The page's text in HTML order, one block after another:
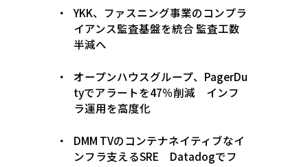
YKK、ファスニング事業のコンプラ
イアンス監査基盤を統合 監査工数
半減へ
オープンハウスグループ、PagerDu
tyでアラートを47％削減 インフ
ラ運用を高度化
DMM TVのコンテナネイティブなイ
ンフラ支えるSRE Datadogでフ